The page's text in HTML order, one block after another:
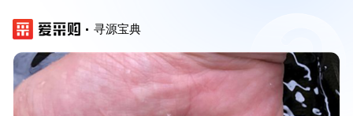
寻源宝典